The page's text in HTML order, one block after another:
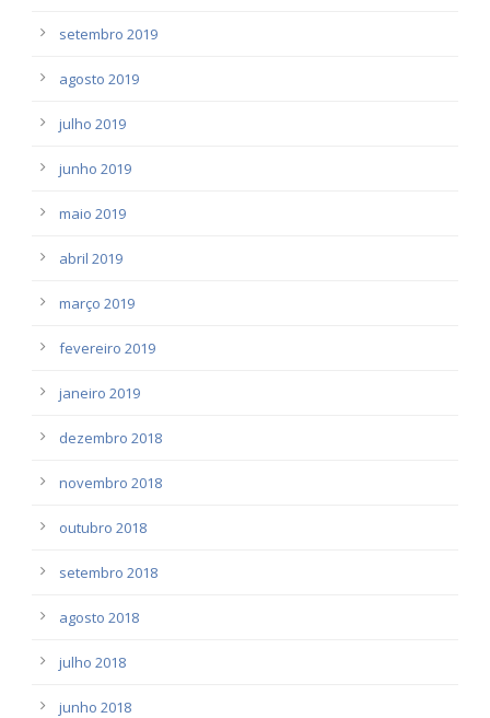
setembro 2019
agosto 2019
julho 2019
junho 2019
maio 2019
abril 2019
março 2019
fevereiro 2019
janeiro 2019
dezembro 2018
novembro 2018
outubro 2018
setembro 2018
agosto 2018
julho 2018
junho 2018